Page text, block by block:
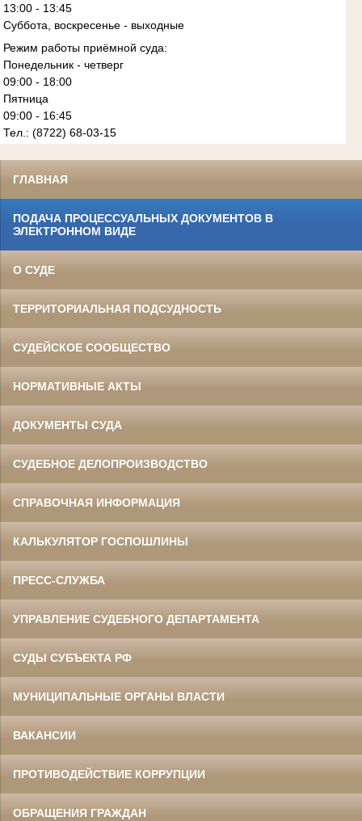
13:00 - 13:45
Суббота, воскресенье - выходные
Режим работы приёмной суда:
Понедельник - четверг
09:00 - 18:00
Пятница
09:00 - 16:45
Тел.: (8722) 68-03-15
ГЛАВНАЯ
ПОДАЧА ПРОЦЕССУАЛЬНЫХ ДОКУМЕНТОВ В
ЭЛЕКТРОННОМ ВИДЕ
О СУДЕ
ТЕРРИТОРИАЛЬНАЯ ПОДСУДНОСТЬ
СУДЕЙСКОЕ СООБЩЕСТВО
НОРМАТИВНЫЕ АКТЫ
ДОКУМЕНТЫ СУДА
СУДЕБНОЕ ДЕЛОПРОИЗВОДСТВО
СПРАВОЧНАЯ ИНФОРМАЦИЯ
КАЛЬКУЛЯТОР ГОСПОШЛИНЫ
ПРЕСС-СЛУЖБА
УПРАВЛЕНИЕ СУДЕБНОГО ДЕПАРТАМЕНТА
СУДЫ СУБЪЕКТА РФ
МУНИЦИПАЛЬНЫЕ ОРГАНЫ ВЛАСТИ
ВАКАНСИИ
ПРОТИВОДЕЙСТВИЕ КОРРУПЦИИ
ОБРАЩЕНИЯ ГРАЖДАН